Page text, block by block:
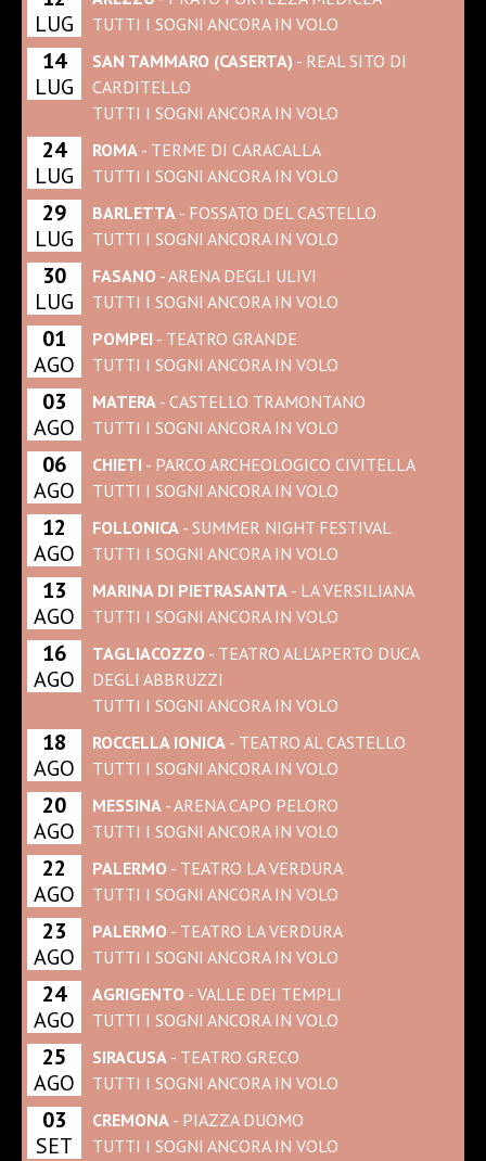
LUG
TUTTI I SOGNI ANCORA IN VOLO
14
LUG
SAN TAMMARO (CASERTA) - REAL SITO DI
CARDITELLO
TUTTI I SOGNI ANCORA IN VOLO
24
LUG
ROMA - TERME DI CARACALLA
TUTTI I SOGNI ANCORA IN VOLO
29
LUG
BARLETTA - FOSSATO DEL CASTELLO
TUTTI I SOGNI ANCORA IN VOLO
30
LUG
FASANO - ARENA DEGLI ULIVI
TUTTI I SOGNI ANCORA IN VOLO
01
AGO
POMPEI - TEATRO GRANDE
TUTTI I SOGNI ANCORA IN VOLO
03
AGO
MATERA - CASTELLO TRAMONTANO
TUTTI I SOGNI ANCORA IN VOLO
06
AGO
CHIETI - PARCO ARCHEOLOGICO CIVITELLA
TUTTI I SOGNI ANCORA IN VOLO
12
AGO
FOLLONICA - SUMMER NIGHT FESTIVAL
TUTTI I SOGNI ANCORA IN VOLO
13
AGO
MARINA DI PIETRASANTA - LA VERSILIANA
TUTTI I SOGNI ANCORA IN VOLO
16
AGO
TAGLIACOZZO - TEATRO ALL'APERTO DUCA
DEGLI ABBRUZZI
TUTTI I SOGNI ANCORA IN VOLO
18
AGO
ROCCELLA IONICA - TEATRO AL CASTELLO
TUTTI I SOGNI ANCORA IN VOLO
20
AGO
MESSINA - ARENA CAPO PELORO
TUTTI I SOGNI ANCORA IN VOLO
22
AGO
PALERMO - TEATRO LA VERDURA
TUTTI I SOGNI ANCORA IN VOLO
23
AGO
PALERMO - TEATRO LA VERDURA
TUTTI I SOGNI ANCORA IN VOLO
24
AGO
AGRIGENTO - VALLE DEI TEMPLI
TUTTI I SOGNI ANCORA IN VOLO
25
AGO
SIRACUSA - TEATRO GRECO
TUTTI I SOGNI ANCORA IN VOLO
03
SET
CREMONA - PIAZZA DUOMO
TUTTI I SOGNI ANCORA IN VOLO